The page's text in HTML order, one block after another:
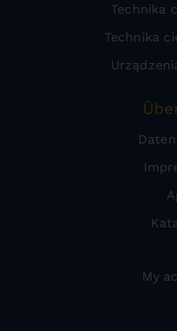
Technika
Technika
My